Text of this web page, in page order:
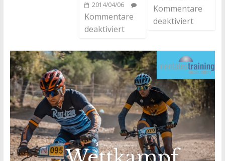
2014/04/06
Kommentare
deaktiviert
Kommentare
deaktiviert